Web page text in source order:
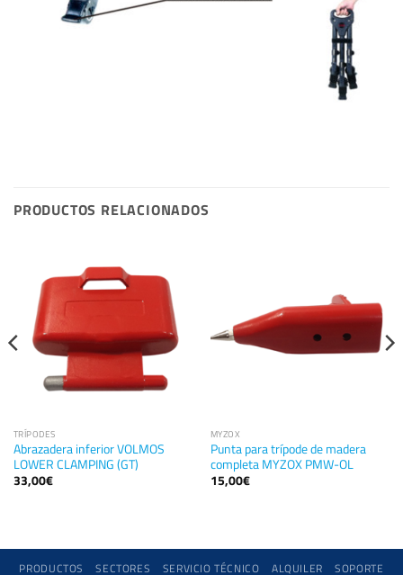
PRODUCTOS RELACIONADOS
TRÍPODES
Abrazadera inferior VOLMOS
LOWER CLAMPING (GT)
33,00€
MYZOX
Punta para trípode de madera
completa MYZOX PMW-OL
15,00€
PRODUCTOS SECTORES SERVICIO TÉCNICO ALQUILER SOPORTE